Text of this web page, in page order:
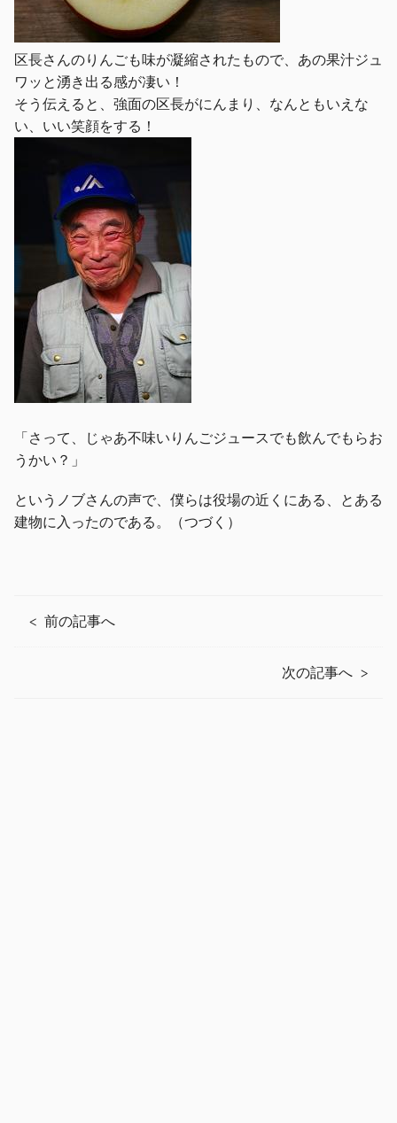
区長さんのりんごも味が凝縮されたもので、あの果汁ジュ
ワッと湧き出る感が凄い！
そう伝えると、強面の区長がにんまり、なんともいえな
い、いい笑顔をする！
「さって、じゃあ不味いりんごジュースでも飲んでもらお
うかい？」
というノブさんの声で、僕らは役場の近くにある、とある
建物に入ったのである。（つづく）
前の記事へ
次の記事へ